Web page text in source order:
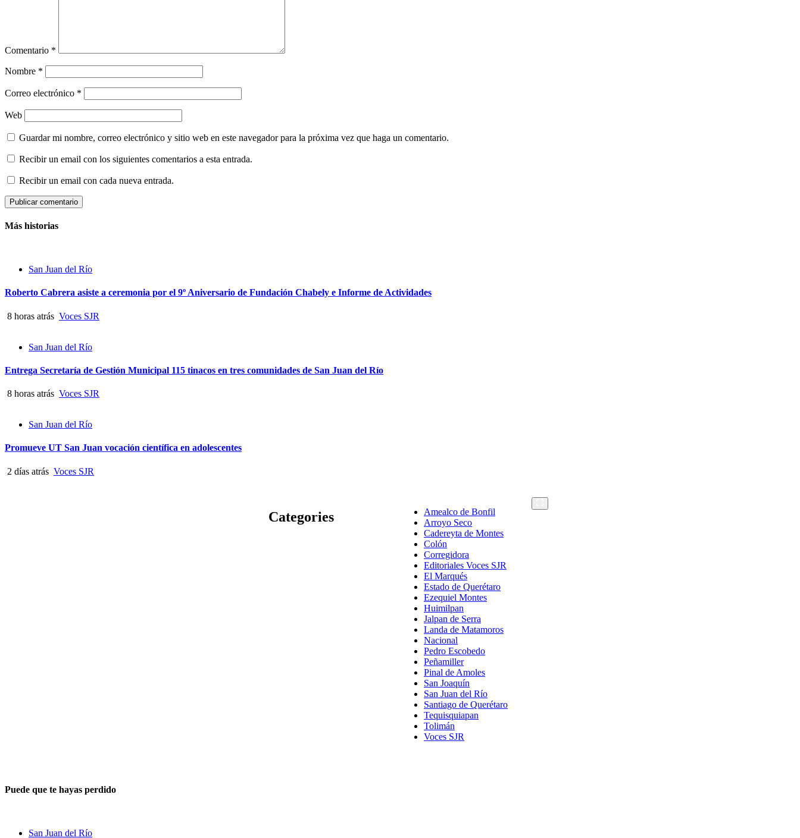
Comentario *
Nombre *
Correo electrónico *
Web
Guardar mi nombre, correo electrónico y sitio web en este navegador para la próxima vez que haga un comentario.
Recibir un email con los siguientes comentarios a esta entrada.
Recibir un email con cada nueva entrada.
Más historias
San Juan del Río
Roberto Cabrera asiste a ceremonia por el 9º Aniversario de Fundación Chabely e Informe de Actividades
8 horas atrás Voces SJR
San Juan del Río
Entrega Secretaría de Gestión Municipal 115 tinacos en tres comunidades de San Juan del Río
8 horas atrás Voces SJR
San Juan del Río
Promueve UT San Juan vocación científica en adolescentes
2 días atrás Voces SJR
Categories
Amealco de Bonfil
Arroyo Seco
Cadereyta de Montes
Colón
Corregidora
Editoriales Voces SJR
El Marqués
Estado de Querétaro
Ezequiel Montes
Huimilpan
Jalpan de Serra
Landa de Matamoros
Nacional
Pedro Escobedo
Peñamiller
Pinal de Amoles
San Joaquín
San Juan del Río
Santiago de Querétaro
Tequisquiapan
Tolimán
Voces SJR
Puede que te hayas perdido
San Juan del Río